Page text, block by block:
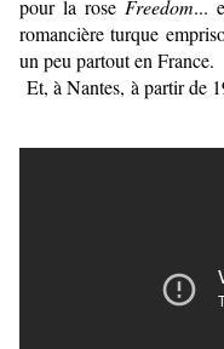
pour la rose Freedom...
romancière turque
un peu partout en France.
Et, à Nantes, à partir de